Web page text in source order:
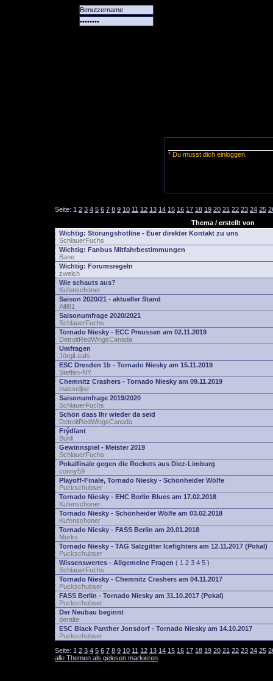
* Du musst dich einloggen.
Seite: 1 2 3 4 5 6 7 8 9 10 11 12 13 14 15 16 17 18 19 20 21 22 23 24 25
Thema / erstellt von
Wichtig: Störungshotline - Euer direkter Kontakt zu uns
SchlauerFuchs
Wichtig: Fanbus Mitfahrbestimmungen
Bane
Wichtig: Forumsregeln
zwelch
Wie schauts aus?
Kufenschoner
Saison 2020/21 - aktueller Stand
Alfi81
Saisonumfrage 2020/2021
SchlauerFuchs
Tornado Niesky - ECC Preussen am 02.11.2019
DetroitRedWingsCanada
Umfragen
JörgiLeafs
ESC Dresden 1b - Tornado Niesky am 15.11.2019
Steffen-NY
Chemnitz Crashers - Tornado Niesky am 09.11.2019
masseljoe
Saisonumfrage 2019/2020
SchlauerFuchs
Schön dass Ihr wieder da seid
DetroitRedWingsCanada
Frýdlant
Buhli
Gewinnspiel - Meister 2019
SchlauerFuchs
Pokalfinale gegen die Rockets aus Diez-Limburg
conny59
Playoff-Finale, Tornado Niesky - Schönheider Wölfe
Puckschubser
Tornado Niesky - EHC Berlin Blues am 17.02.2018
Kufenschoner
Tornado Niesky - Schönheider Wölfe am 03.02.2018
Kufenschoner
Tornado Niesky - FASS Berlin am 20.01.2018
Murks
Tornado Niesky - TAG Salzgitter Icefighters am 12.11.2017 (Pokal)
Puckschubser
Wissenswertes - Allgemeine Fragen ( 1 2 3 4 5 )
SchlauerFuchs
Tornado Niesky - Chemnitz Crashers am 04.11.2017
Puckschubser
FASS Berlin - Tornado Niesky am 31.10.2017 (Pokal)
Puckschubser
Der Neubau beginnt
deralte
ESC Black Panther Jonsdorf - Tornado Niesky am 14.10.2017
Puckschubser
Seite: 1 2 3 4 5 6 7 8 9 10 11 12 13 14 15 16 17 18 19 20 21 22 23 24 25
alle Themen als gelesen markieren